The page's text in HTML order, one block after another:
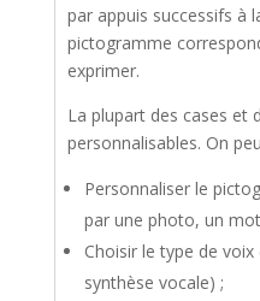
par appuis successifs à
pictogramme
exprimer.
La plupart des cases et
personnalisables. On
Personnaliser le
par une photo, un
Choisir le type de
synthèse vocale) ;